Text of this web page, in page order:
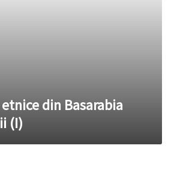
din Basarabia
(I)